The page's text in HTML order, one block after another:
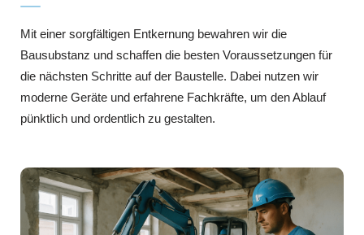
Mit einer sorgfältigen Entkernung bewahren wir die
Bausubstanz und schaffen die besten Voraussetzungen für
die nächsten Schritte auf der Baustelle. Dabei nutzen wir
moderne Geräte und erfahrene Fachkräfte, um den Ablauf
pünktlich und ordentlich zu gestalten.